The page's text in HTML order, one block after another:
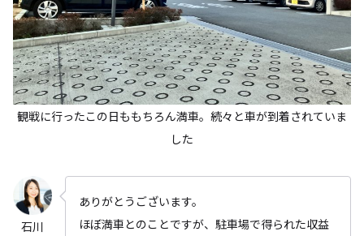
観戦に行ったこの日ももちろん満車。続々と車が到着されていま
した
石川
ありがとうございます。
ほぼ満車とのことですが、駐車場で得られた収益